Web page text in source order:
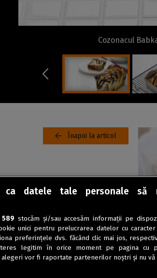
Cozonacul
Înapoi la articol
ca datele tale personale să
589 stocăm și/sau accesăm informații pe
unici pentru prelucrarea datelor cu
preferințele dvs. făcând clic mai jos,
legitim în orice moment pe pagina cu
alegeri vor fi raportate partenerilor noștri și nu vă